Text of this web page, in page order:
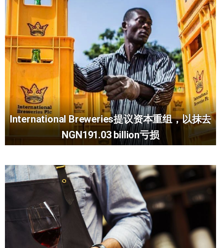
International Breweries提议资本重组，以抹去
NGN191.03 billion亏损